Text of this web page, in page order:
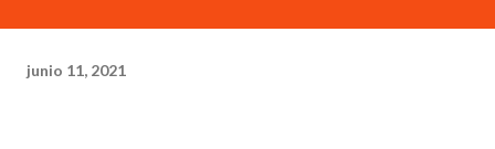
junio 11, 2021